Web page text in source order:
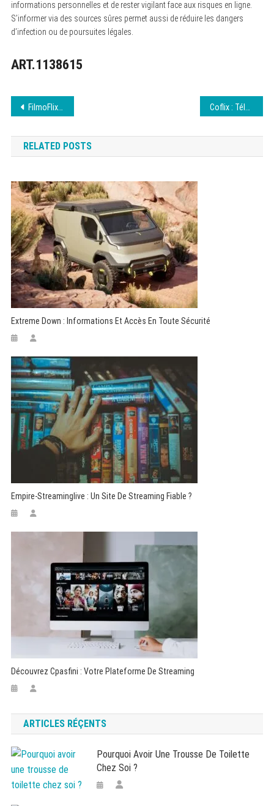
informations personnelles et de rester vigilant face aux risques en ligne.
S’informer via des sources sûres permet aussi de réduire les dangers
d’infection ou de poursuites légales.
ART.1138615
Navigation
de
l’article
FilmoFlix, votre plateforme de streaming de choix
RELATED POSTS
Extreme Down : Informations Et Accès En Toute Sécurité
Empire-Streaminglive : Un Site De Streaming Fiable ?
Découvrez Cpasfini : Votre Plateforme De Streaming
ARTICLES RÉÇENTS
Pourquoi Avoir Une Trousse De Toilette
Chez Soi ?